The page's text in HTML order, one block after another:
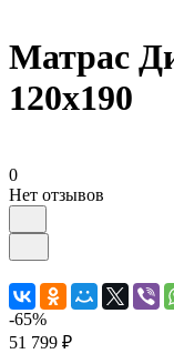
Матрас
120х190
0
Нет отзывов
-65%
51 799 ₽